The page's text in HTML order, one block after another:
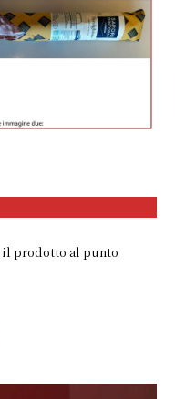
il prodotto al punto